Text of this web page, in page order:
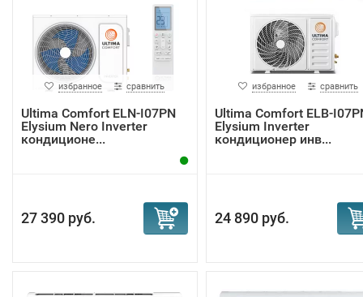
избранное сравнить
Ultima Comfort ELN-I07PN
Elysium Nero Inverter
кондиционе...
27 390 руб.
избранное сравнить
Ultima Comfort ELB-
Elysium Inverter
кондиционер инв...
24 890 руб.